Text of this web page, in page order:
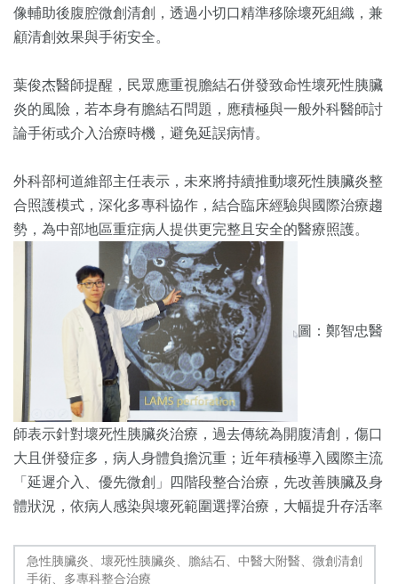
像輔助後腹腔微創清創，透過小切口精準移除壞死組織，兼
顧清創效果與手術安全。
葉俊杰醫師提醒，民眾應重視膽結石併發致命性壞死性胰臟
炎的風險，若本身有膽結石問題，應積極與一般外科醫師討
論手術或介入治療時機，避免延誤病情。
外科部柯道維部主任表示，未來將持續推動壞死性胰臟炎整
合照護模式，深化多專科協作，結合臨床經驗與國際治療趨
勢，為中部地區重症病人提供更完整且安全的醫療照護。
圖：鄭智忠醫
師表示針對壞死性胰臟炎治療，過去傳統為開腹清創，傷口
大且併發症多，病人身體負擔沉重；近年積極導入國際主流
「延遲介入、優先微創」四階段整合治療，先改善胰臟及身
體狀況，依病人感染與壞死範圍選擇治療，大幅提升存活率
急性胰臟炎、壞死性胰臟炎、膽結石、中醫大附醫、微創清創
手術、多專科整合治療